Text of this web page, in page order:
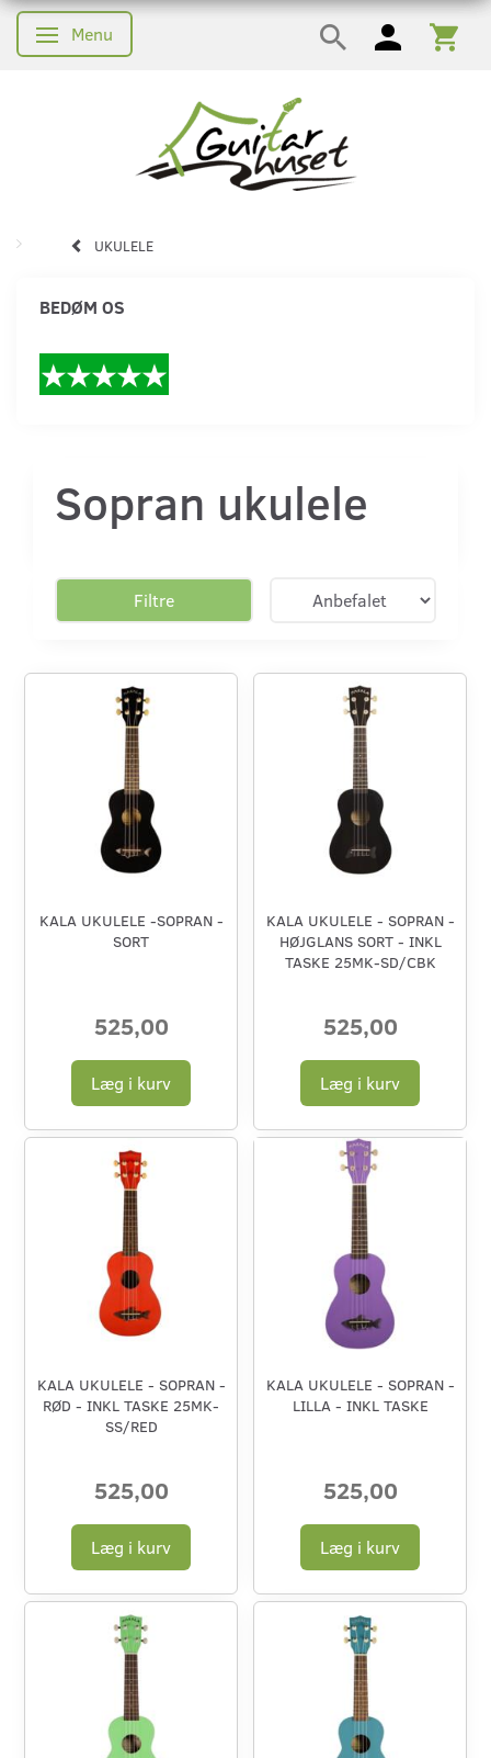
Skifte navigation
Menu
UKULELE
BEDØM OS
Sopran ukulele
Filtre
KALA UKULELE -SOPRAN -
SORT
525,00
Læg i kurv
KALA UKULELE - SOPRAN -
HØJGLANS SORT - INKL
TASKE 25MK-SD/CBK
525,00
Læg i kurv
KALA UKULELE - SOPRAN -
RØD - INKL TASKE 25MK-
SS/RED
525,00
Læg i kurv
KALA UKULELE - SOPRAN -
LILLA - INKL TASKE
525,00
Læg i kurv